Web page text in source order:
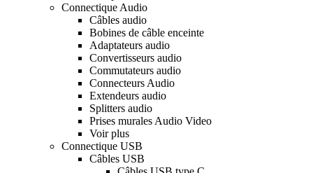
Connectique Audio
Câbles audio
Bobines de câble enceinte
Adaptateurs audio
Convertisseurs audio
Commutateurs audio
Connecteurs Audio
Extendeurs audio
Splitters audio
Prises murales Audio Video
Voir plus
Connectique USB
Câbles USB